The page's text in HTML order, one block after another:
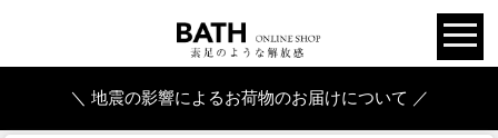
＼ 地震の影響によるお荷物のお届けについて ／